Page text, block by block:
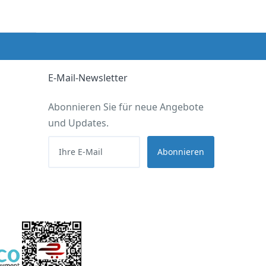
E-Mail-Newsletter
Abonnieren Sie für neue Angebote
und Updates.
Abonnieren